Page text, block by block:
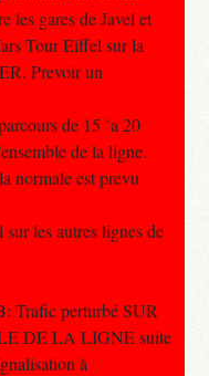
les gares de Javel et
Tour Eiffel sur la
Prevoir un
de 15 `a 20
de la ligne.
normale est prevu
les autres lignes de
Trafic perturbé SUR
DE LA LIGNE suite
à